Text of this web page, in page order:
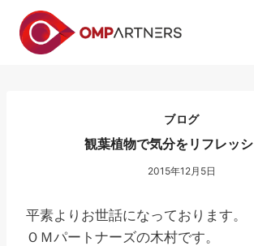
ブログ
観葉植物で気分をリフレッシ
2015年12月5日
平素よりお世話になっております。
ＯＭパートナーズの木村です。